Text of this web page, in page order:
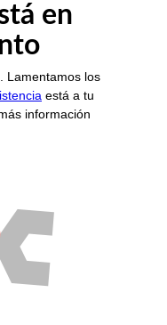
en
Lamentamos los
está a tu
información